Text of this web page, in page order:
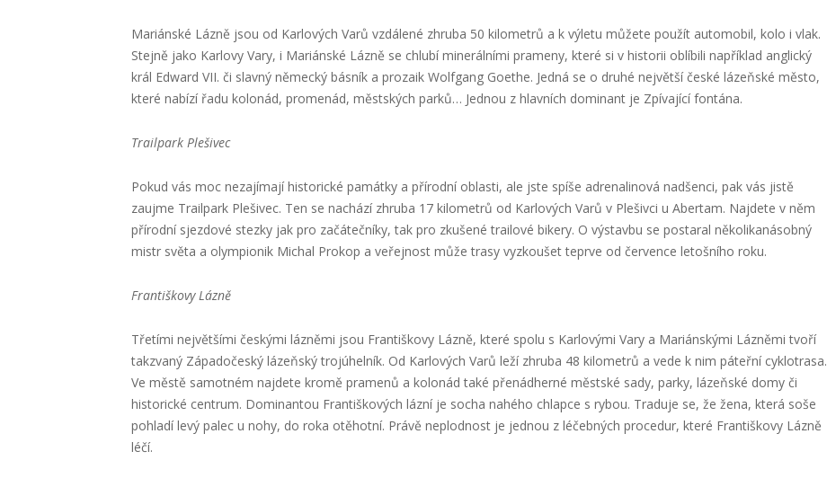
Mariánské Lázně jsou od Karlových Varů vzdálené zhruba 50 kilometrů a k výletu můžete použít automobil, kolo i vlak.
Stejně jako Karlovy Vary, i Mariánské Lázně se chlubí minerálními prameny, které si v historii oblíbili například anglický
král Edward VII. či slavný německý básník a prozaik Wolfgang Goethe. Jedná se o druhé největší české lázeňské město,
které nabízí řadu kolonád, promenád, městských parků… Jednou z hlavních dominant je Zpívající fontána.
Trailpark Plešivec
Pokud vás moc nezajímají historické památky a přírodní oblasti, ale jste spíše adrenalinová nadšenci, pak vás jistě
zaujme Trailpark Plešivec. Ten se nachází zhruba 17 kilometrů od Karlových Varů v Plešivci u Abertam. Najdete v něm
přírodní sjezdové stezky jak pro začátečníky, tak pro zkušené trailové bikery. O výstavbu se postaral několikanásobný
mistr světa a olympionik Michal Prokop a veřejnost může trasy vyzkoušet teprve od července letošního roku.
Františkovy Lázně
Třetími největšími českými lázněmi jsou Františkovy Lázně, které spolu s Karlovými Vary a Mariánskými Lázněmi tvoří
takzvaný Západočeský lázeňský trojúhelník. Od Karlových Varů leží zhruba 48 kilometrů a vede k nim páteřní cyklotrasa.
Ve městě samotném najdete kromě pramenů a kolonád také přenádherné městské sady, parky, lázeňské domy či
historické centrum. Dominantou Františkových lázní je socha nahého chlapce s rybou. Traduje se, že žena, která soše
pohladí levý palec u nohy, do roka otěhotní. Právě neplodnost je jednou z léčebných procedur, které Františkovy Lázně
léčí.